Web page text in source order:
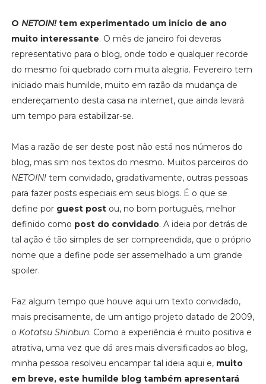
O NETOIN!tem experimentado um início de ano
muito interessante. O mês de janeiro foi deveras
representativo para o blog, onde todo e qualquer recorde
do mesmo foi quebrado com muita alegria. Fevereiro tem
iniciado mais humilde, muito em razão da mudança de
endereçamento desta casa na internet, que ainda levará
um tempo para estabilizar-se.
Mas a razão de ser deste post não está nos números do
blog, mas sim nos textos do mesmo. Muitos parceiros do
NETOIN!tem convidado, gradativamente, outras pessoas
para fazer posts especiais em seus blogs. É o que se
define por guest postou, no bom português, melhor
definido como post do convidado. A ideia por detrás de
tal ação é tão simples de ser compreendida, que o próprio
nome que a define pode ser assemelhado a um grande
spoiler.
Faz algum tempo que houve aqui um texto convidado,
mais precisamente, de um antigo projeto datado de 2009,
o Kotatsu Shinbun. Como a experiência é muito positiva e
atrativa, uma vez que dá ares mais diversificados ao blog,
minha pessoa resolveu encampar tal ideia aqui e, muito
em breve, este humilde blog também apresentará